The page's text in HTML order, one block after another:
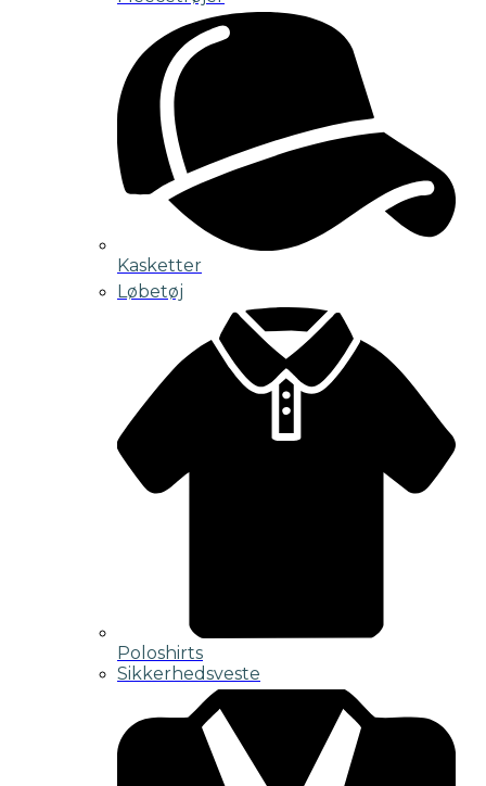
Kasketter
Løbetøj
Poloshirts
Sikkerhedsveste